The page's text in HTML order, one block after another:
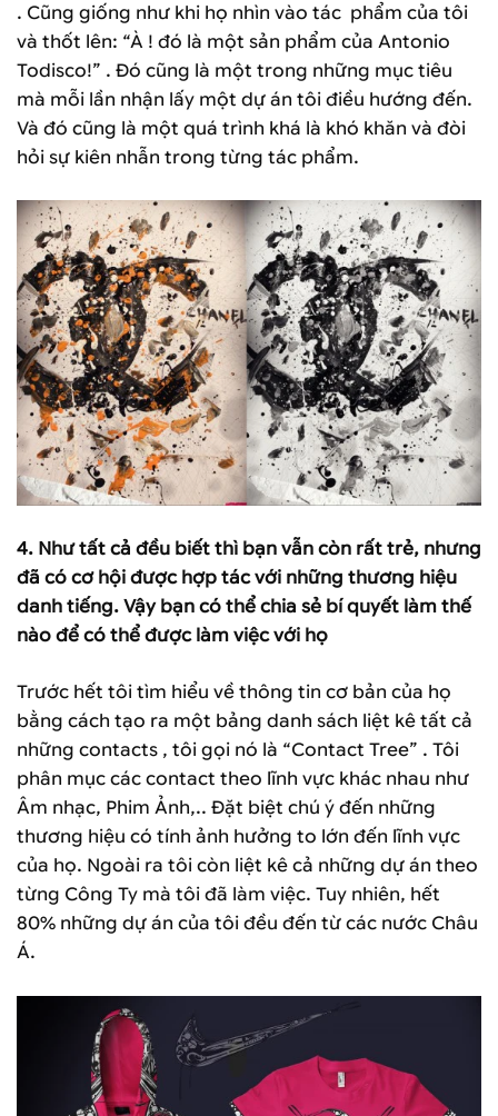
. Cũng giống như khi họ nhìn vào tác phẩm của tôi
và thốt lên: “À ! đó là một sản phẩm của Antonio
Todisco!” . Đó cũng là một trong những mục tiêu
mà mỗi lần nhận lấy một dự án tôi điều hướng đến.
Và đó cũng là một quá trình khá là khó khăn và đòi
hỏi sự kiên nhẫn trong từng tác phẩm.
4. Như tất cả đều biết thì bạn vẫn còn rất trẻ, nhưng
đã có cơ hội được hợp tác với những thương hiệu
danh tiếng. Vậy bạn có thể chia sẻ bí quyết làm thế
nào để có thể được làm việc với họ
Trước hết tôi tìm hiểu về thông tin cơ bản của họ
bằng cách tạo ra một bảng danh sách liệt kê tất cả
những contacts , tôi gọi nó là “Contact Tree” . Tôi
phân mục các contact theo lĩnh vực khác nhau như
Âm nhạc, Phim Ảnh,.. Đặt biệt chú ý đến những
thương hiệu có tính ảnh hưởng to lớn đến lĩnh vực
của họ. Ngoài ra tôi còn liệt kê cả những dự án theo
từng Công Ty mà tôi đã làm việc. Tuy nhiên, hết
80% những dự án của tôi đều đến từ các nước Châu
Á.